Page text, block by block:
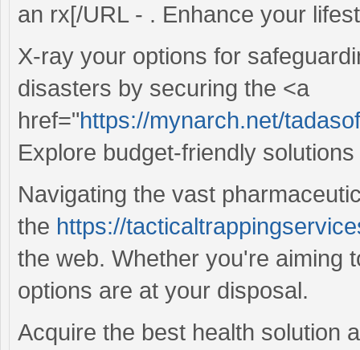
an rx[/URL - . Enhance your
X-ray your options for
disasters by securing the <a
href="https://mynarch.net/
Explore budget-friendly
Navigating the vast
the https://
the web. Whether you're aiming
options are at your disposal.
Acquire the best health solution